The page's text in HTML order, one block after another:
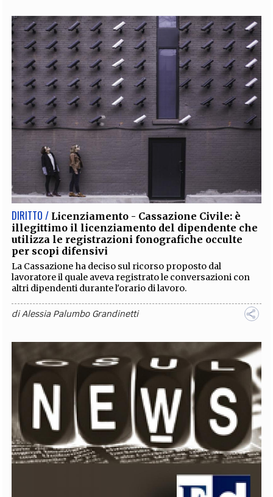
DIRITTO / Licenziamento - Cassazione Civile: è
illegittimo il licenziamento del dipendente che
utilizza le registrazioni fonografiche occulte
per scopi difensivi
La Cassazione ha deciso sul ricorso proposto dal
lavoratore il quale aveva registrato le conversazioni con
altri dipendenti durante l'orario di lavoro.
diAlessia Palumbo Grandinetti